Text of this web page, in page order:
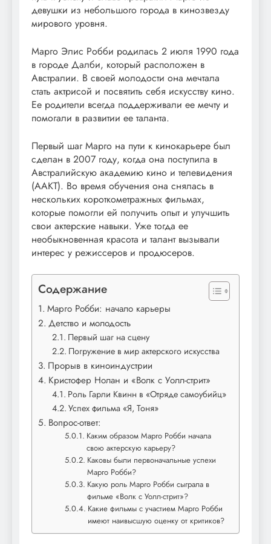
девушки из небольшого города в кинозвезду
мирового уровня.
Марго Элис Робби родилась 2 июля 1990 года
в городе Далби, который расположен в
Австралии. В своей молодости она мечтала
стать актрисой и посвятить себя искусству кино.
Ее родители всегда поддерживали ее мечту и
помогали в развитии ее таланта.
Первый шаг Марго на пути к кинокарьере был
сделан в 2007 году, когда она поступила в
Австралийскую академию кино и телевидения
(ААКТ). Во время обучения она снялась в
нескольких короткометражных фильмах,
которые помогли ей получить опыт и улучшить
свои актерские навыки. Уже тогда ее
необыкновенная красота и талант вызывали
интерес у режиссеров и продюсеров.
Содержание
Марго Робби: начало карьеры
Детство и молодость
Первый шаг на сцену
Погружение в мир актерского искусства
Прорыв в киноиндустрии
Кристофер Нолан и «Волк с Уолл-стрит»
Роль Гарли Квинн в «Отряде самоубийц»
Успех фильма «Я, Тоня»
Вопрос-ответ:
Каким образом Марго Робби начала
свою актерскую карьеру?
Каковы были первоначальные успехи
Марго Робби?
Какую роль Марго Робби сыграла в
фильме «Волк с Уолл-стрит»?
Какие фильмы с участием Марго Робби
имеют наивысшую оценку от критиков?